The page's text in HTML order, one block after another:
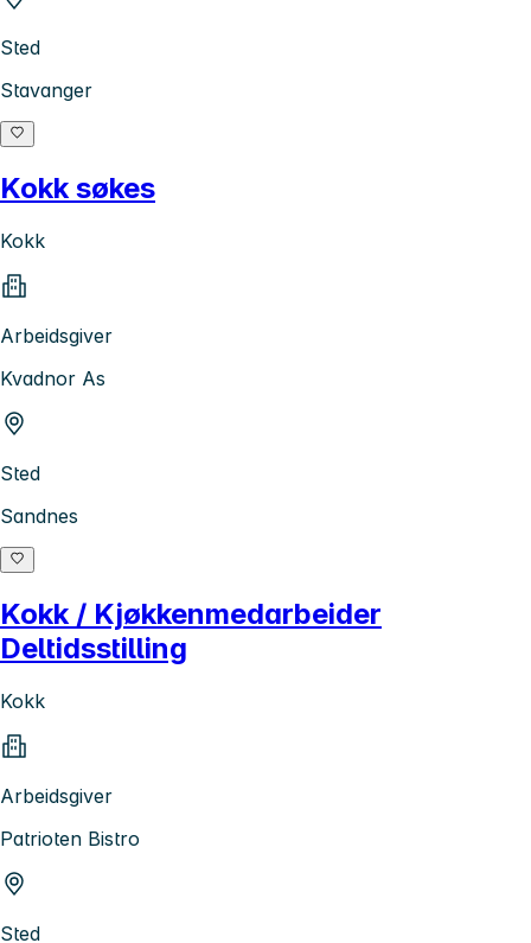
Sted
Stavanger
Kokk søkes
Kokk
Arbeidsgiver
Kvadnor As
Sted
Sandnes
Kokk / Kjøkkenmedarbeider
Deltidsstilling
Kokk
Arbeidsgiver
Patrioten Bistro
Sted